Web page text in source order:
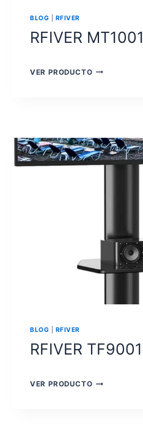
BLOG RFIVER
RFIVER MT1001
VER PRODUCTORFIVER
BLOG RFIVER
RFIVER TF9001
VER PRODUCTORFIVER